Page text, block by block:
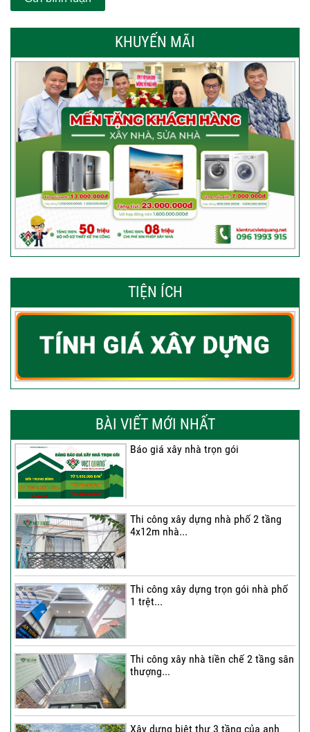
KHUYẾN MÃI
TIỆN ÍCH
BÀI VIẾT MỚI NHẤT
Báo giá xây nhà trọn gói
Thi công xây dựng nhà phố 2 tầng
4x12m nhà...
Thi công xây dựng trọn gói nhà phố
1 trệt...
Thi công xây nhà tiền chế 2 tầng sân
thượng...
Xây dựng biệt thự 3 tầng của anh